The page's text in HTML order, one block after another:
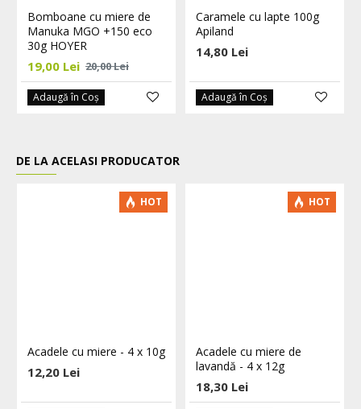
Bomboane cu miere de
Manuka MGO +150 eco
30g HOYER
19,00 Lei 20,00 Lei
Adaugă în Coş
Caramele cu lapte 100g
Apiland
14,80 Lei
Adaugă în Coş
DE LA ACELASI PRODUCATOR
HOT
Acadele cu miere - 4 x 10g
12,20 Lei
HOT
Acadele cu miere de
lavandă - 4 x 12g
18,30 Lei